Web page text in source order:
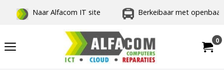
Naar Alfacom IT site Berkeibaar met
0